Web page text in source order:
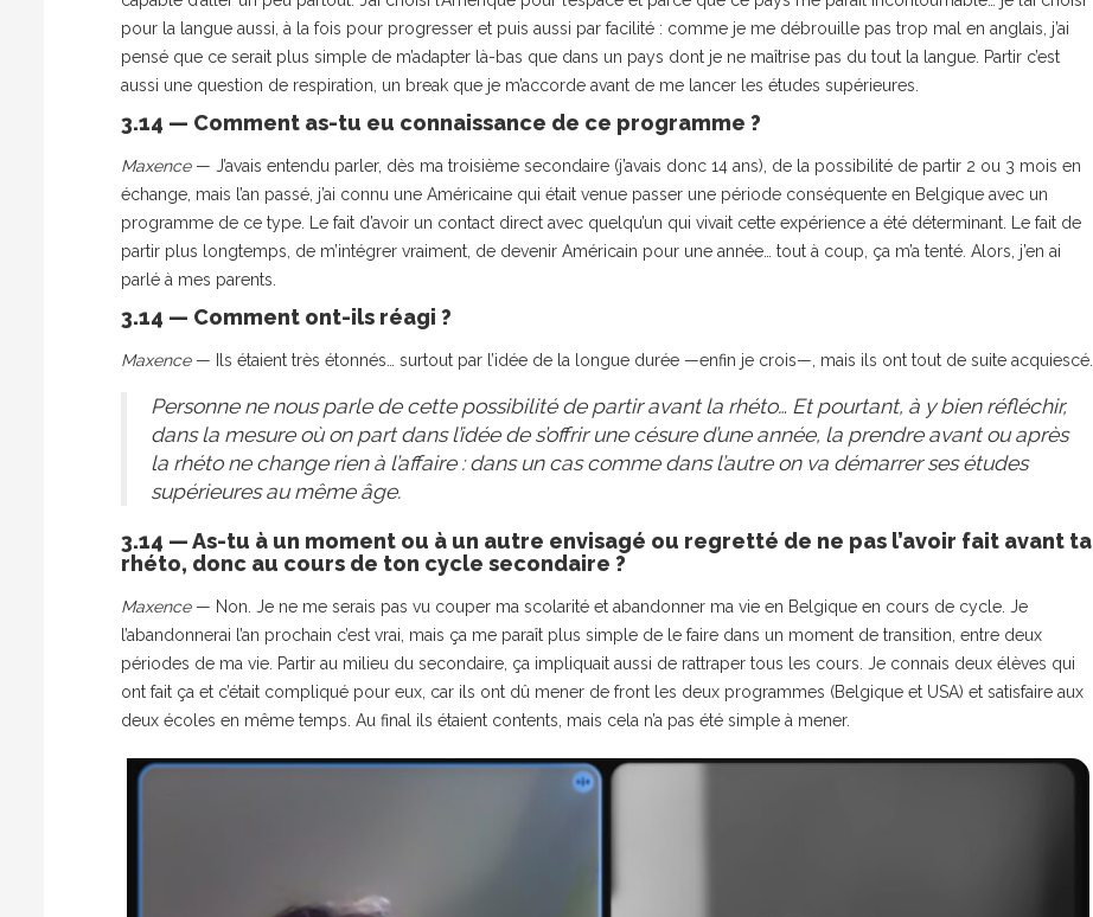
pour la langue aussi, à la fois pour progresser et puis aussi par facilité : comme je me débrouille pas trop mal en anglais, j’ai
pensé que ce serait plus simple de m’adapter là-bas que dans un pays dont je ne maîtrise pas du tout la langue. Partir c’est
aussi une question de respiration, un break que je m’accorde avant de me lancer les études supérieures.
3.14 — Comment as-tu eu connaissance de ce programme ?
Maxence— J’avais entendu parler, dès ma troisième secondaire (j’avais donc 14 ans), de la possibilité de partir 2 ou 3 mois en
échange, mais l’an passé, j’ai connu une Américaine qui était venue passer une période conséquente en Belgique avec un
programme de ce type. Le fait d’avoir un contact direct avec quelqu’un qui vivait cette expérience a été déterminant. Le fait de
partir plus longtemps, de m’intégrer vraiment, de devenir Américain pour une année… tout à coup, ça m’a tenté. Alors, j’en ai
parlé à mes parents.
3.14 — Comment ont-ils réagi ?
Maxence— Ils étaient très étonnés… surtout par l’idée de la longue durée —enfin je crois—, mais ils ont tout de suite acquiescé.
Personne ne nous parle de cette possibilité de partir avant la rhéto… Et pourtant, à y bien réfléchir,
dans la mesure où on part dans l’idée de s’offrir une césure d’une année, la prendre avant ou après
la rhéto ne change rien à l’affaire : dans un cas comme dans l’autre on va démarrer ses études
supérieures au même âge.
3.14 — As-tu à un moment ou à un autre envisagé ou regretté de ne pas l’avoir fait avant ta
rhéto, donc au cours de ton cycle secondaire ?
Maxence— Non. Je ne me serais pas vu couper ma scolarité et abandonner ma vie en Belgique en cours de cycle. Je
l’abandonnerai l’an prochain c’est vrai, mais ça me paraît plus simple de le faire dans un moment de transition, entre deux
périodes de ma vie. Partir au milieu du secondaire, ça impliquait aussi de rattraper tous les cours. Je connais deux élèves qui
ont fait ça et c’était compliqué pour eux, car ils ont dû mener de front les deux programmes (Belgique et USA) et satisfaire aux
deux écoles en même temps. Au final ils étaient contents, mais cela n’a pas été simple à mener.